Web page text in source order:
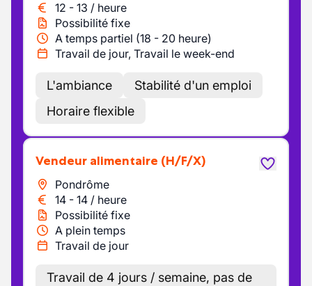
12 - 13 / heure
Possibilité fixe
A temps partiel (18 - 20 heure)
Travail de jour, Travail le week-end
L'ambiance
Stabilité d'un emploi
Horaire flexible
Vendeur alimentaire (H/F/X)
Pondrôme
14 - 14 / heure
Possibilité fixe
A plein temps
Travail de jour
Travail de 4 jours / semaine, pas de